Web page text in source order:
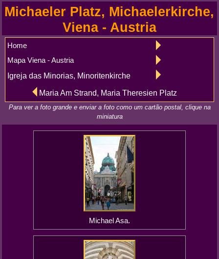
Michaeler Platz, Michaelerkirche,
Viena - Austria
Home
Mapa Viena - Austria
Igreja das Minorias, Minoritenkirche
Maria Am Strand, Maria Theresien Platz
Para ver a foto grande e enviar a foto como um cartão postal, clique na
miniatura
Michael Asa.